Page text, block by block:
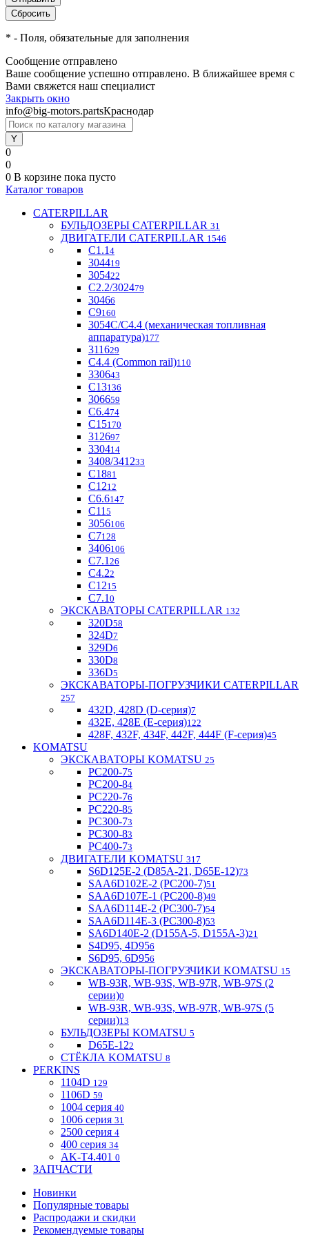
* - Поля, обязательные для заполнения
Сообщение отправлено
Ваше сообщение успешно отправлено. В ближайшее время с
Вами свяжется наш специалист
Закрыть окно
info@big-motors.partsКраснодар
0
0
0 В корзине пока пусто
Каталог товаров
CATERPILLAR
БУЛЬДОЗЕРЫ CATERPILLAR 31
ДВИГАТЕЛИ CATERPILLAR 1546
C1.1 4
304419
305422
С2.2/302479
30466
С9160
3054С/С4.4 (механическая топливная
аппаратура)177
311629
С4.4 (Common rail)110
330643
С13136
306659
С6.474
С15170
312697
330414
3408/341233
С1881
C1212
С6.6147
C11 5
3056106
С7128
3406106
C7.1 26
C4.22
С1215
С7.1 0
ЭКСКАВАТОРЫ CATERPILLAR 132
320D58
324D7
329D6
330D8
336D5
ЭКСКАВАТОРЫ-ПОГРУЗЧИКИ CATERPILLAR
257
432D, 428D (D-серия)7
432E, 428E (E-серия)122
428F, 432F, 434F, 442F, 444F (F-серия)45
KOMATSU
ЭКСКАВАТОРЫ KOMATSU 25
PC200-75
PC200-84
PC220-76
PC220-85
PC300-73
PC300-83
PC400-73
ДВИГАТЕЛИ KOMATSU 317
S6D125E-2 (D85A-21, D65E-12)73
SAA6D102E-2 (PC200-7)51
SAA6D107E-1 (PC200-8)49
SAA6D114E-2 (PC300-7)54
SAA6D114E-3 (PC300-8)53
SA6D140E-2 (D155A-5, D155A-3)21
S4D95, 4D956
S6D95, 6D956
ЭКСКАВАТОРЫ-ПОГРУЗЧИКИ KOMATSU 15
WB-93R, WB-93S, WB-97R, WB-97S (2
серии)0
WB-93R, WB-93S, WB-97R, WB-97S (5
серии)13
БУЛЬДОЗЕРЫ KOMATSU 5
D65E-122
СТЁКЛА KOMATSU 8
PERKINS
1104D 129
1106D 59
1004 серия 40
1006 серия 31
2500 серия 4
400 серия 34
AK-T4.401 0
ЗАПЧАСТИ
Новинки
Популярные товары
Распродажи и скидки
Рекомендуемые товары